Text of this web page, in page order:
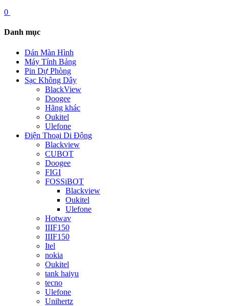
0
Danh mục
Dán Màn Hình
Máy Tính Bảng
Pin Dự Phòng
Sạc Không Dây
BlackView
Doogee
Hãng khác
Oukitel
Ulefone
Điện Thoại Di Động
Blackview
CUBOT
Doogee
FIGI
FOSSiBOT
Blackview
Oukitel
Ulefone
Hotwav
IIIF150
IIIF150
Itel
nokia
Oukitel
tank haiyu
tecno
Ulefone
Unihertz